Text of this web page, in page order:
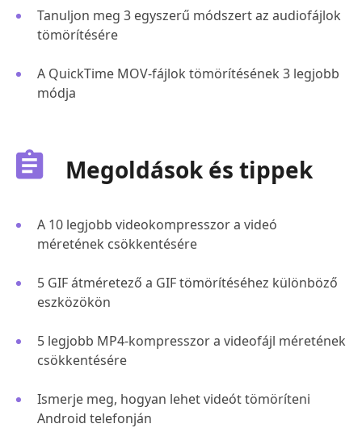
Tanuljon meg 3 egyszerű módszert az audiofájlok
tömörítésére
A QuickTime MOV-fájlok tömörítésének 3 legjobb
módja
Megoldások és tippek
A 10 legjobb videokompresszor a videó
méretének csökkentésére
5 GIF átméretező a GIF tömörítéséhez különböző
eszközökön
5 legjobb MP4-kompresszor a videofájl méretének
csökkentésére
Ismerje meg, hogyan lehet videót tömöríteni
Android telefonján